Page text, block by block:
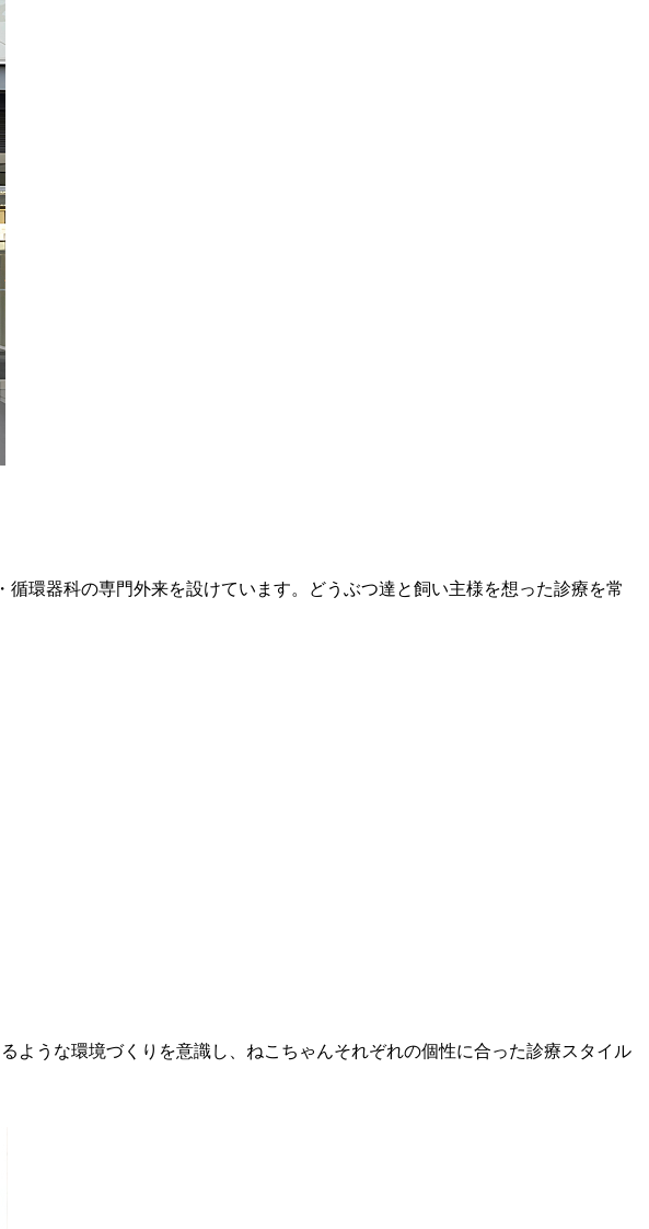
環器科の専門外来を設けています。どうぶつ達と飼い主様を想った診療を常
ような環境づくりを意識し、ねこちゃんそれぞれの個性に合った診療スタイル